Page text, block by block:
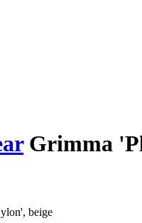
Grimma
beige